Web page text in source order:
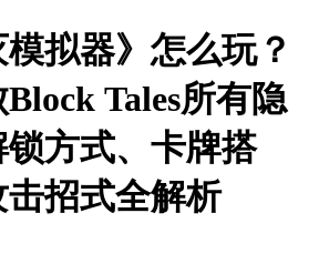
模拟器》怎么玩？
Tales所有隐
方式、卡牌搭
招式全解析